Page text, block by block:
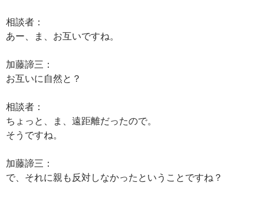
相談者：
あー、ま、お互いですね。
加藤諦三：
お互いに自然と？
相談者：
ちょっと、ま、遠距離だったので。
そうですね。
加藤諦三：
で、それに親も反対しなかったということですね？